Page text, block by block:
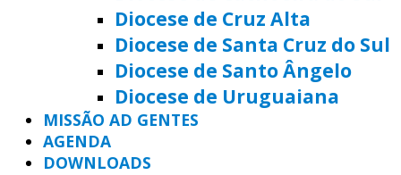
Diocese de Cruz Alta
Diocese de Santa Cruz do Sul
Diocese de Santo Ângelo
Diocese de Uruguaiana
MISSÃO AD GENTES
AGENDA
DOWNLOADS